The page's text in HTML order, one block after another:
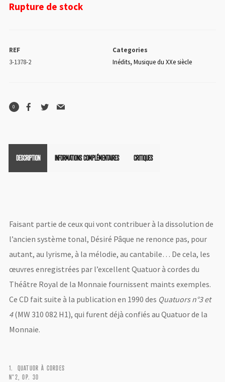
Rupture de stock
REF
3-1378-2
Categories
Inédits,Musique du XXe siècle
0
DESCRIPTION INFORMATIONS COMPLÉMENTAIRES CRITIQUES
Faisant partie de ceux qui vont contribuer à la dissolution de
l’ancien système tonal, Désiré Pâque ne renonce pas, pour
autant, au lyrisme, à la mélodie, au cantabile… De cela, les
œuvres enregistrées par l’excellent Quatuor à cordes du
Théâtre Royal de la Monnaie fournissent maints exemples.
Ce CD fait suite à la publication en 1990 des Quatuors n°3 et
4(MW 310 082 H1), qui furent déjà confiés au Quatuor de la
Monnaie.
QUATUOR À CORDES
N°2, OP. 30